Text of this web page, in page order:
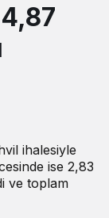
ihalesiyle
ise 2,83
ve toplam